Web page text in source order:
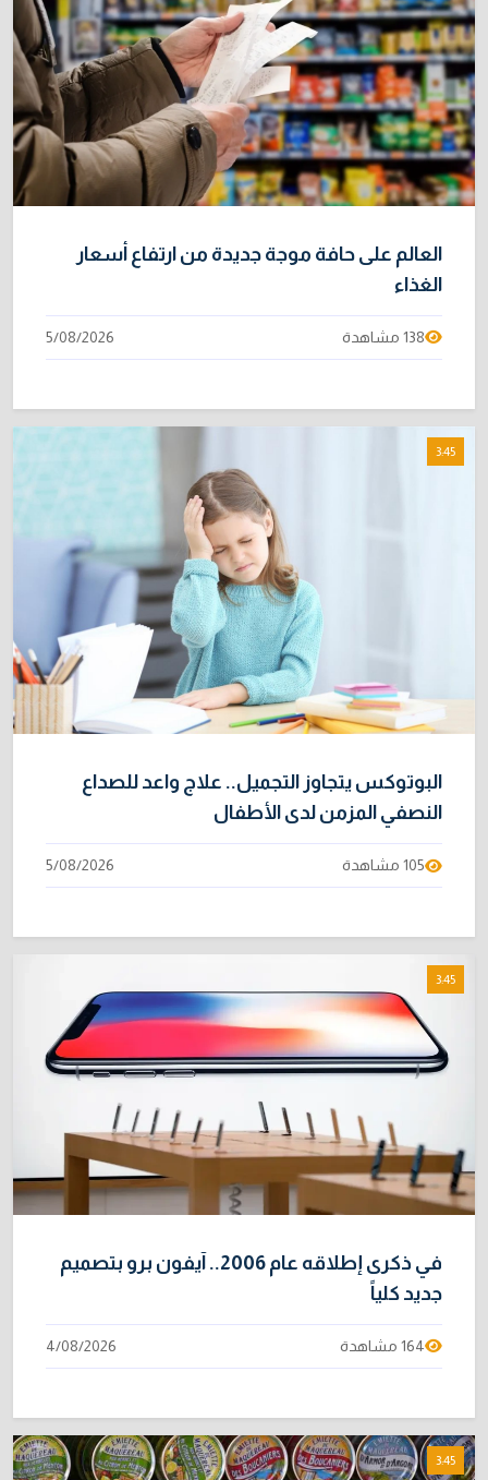
العالم على حافة موجة جديدة من ارتفاع أسعار
الغذاء
138 مشاهدة 5/08/2026
3:45
البوتوكس يتجاوز التجميل.. علاج واعد للصداع
النصفي المزمن لدى الأطفال
105 مشاهدة 5/08/2026
3:45
في ذكرى إطلاقه عام 2006.. آيفون برو بتصميم
جديد كلياً
164 مشاهدة 4/08/2026
3:45